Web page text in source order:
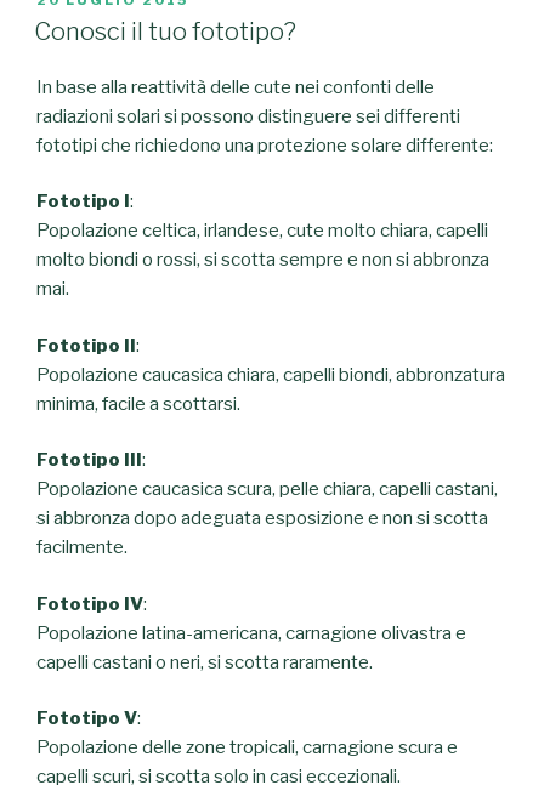
IL
Conosci il tuo fototipo?
In base alla reattività delle cute nei confonti delle
radiazioni solari si possono distinguere sei differenti
fototipi che richiedono una protezione solare differente:
Fototipo I:
Popolazione celtica, irlandese, cute molto chiara, capelli
molto biondi o rossi, si scotta sempre e non si abbronza
mai.
Fototipo II:
Popolazione caucasica chiara, capelli biondi, abbronzatura
minima, facile a scottarsi.
Fototipo III:
Popolazione caucasica scura, pelle chiara, capelli castani,
si abbronza dopo adeguata esposizione e non si scotta
facilmente.
Fototipo IV:
Popolazione latina-americana, carnagione olivastra e
capelli castani o neri, si scotta raramente.
Fototipo V:
Popolazione delle zone tropicali, carnagione scura e
capelli scuri, si scotta solo in casi eccezionali.